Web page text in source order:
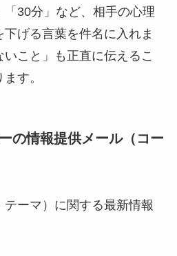
「30分」など、相手の心理
げる言葉を件名に入れま
いこと」も正直に伝えるこ
す。
の情報提供メール（コー
テーマ）に関する最新情報